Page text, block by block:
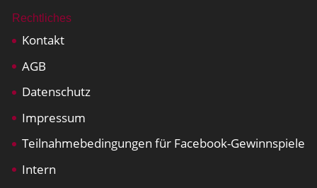
Rechtliches
Kontakt
AGB
Datenschutz
Impressum
Teilnahmebedingungen für Facebook-Gewinnspiele
Intern